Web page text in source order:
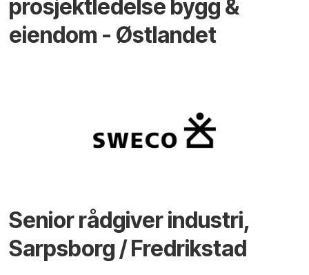
prosjektledelse bygg &
eiendom - Østlandet
Senior rådgiver industri,
Sarpsborg / Fredrikstad